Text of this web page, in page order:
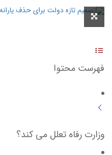
فهرست محتوا
وزارت رفاه تعلل می کند؟